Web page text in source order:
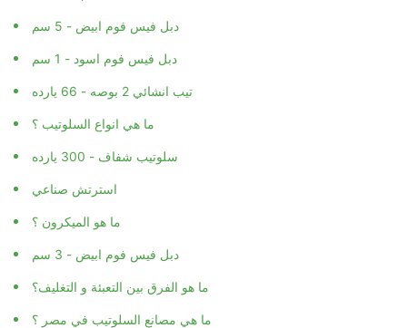
دبل فيس فوم ابيض - 5 سم
دبل فيس فوم اسود - 1 سم
تيب انشائي 2 بوصه - 66 يارده
ما هي انواع السلوتيب ؟
سلوتيب شفاف - 300 يارده
استرتش صناعي
ما هو الميكرون ؟
دبل فيس فوم ابيض - 3 سم
ما هو الفرق بين التعبئة و التغليف؟
ما هي مصانع السلوتيب في مصر ؟